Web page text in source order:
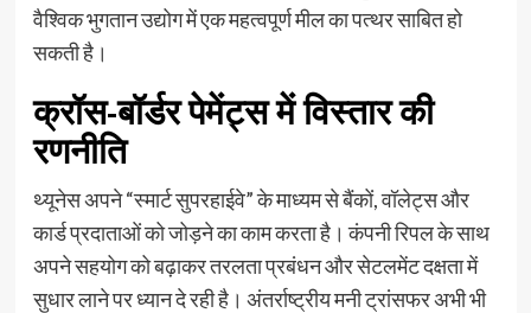
वैश्विक भुगतान उद्योग में एक महत्वपूर्ण मील का पत्थर साबित हो
सकती है।
क्रॉस-बॉर्डर पेमेंट्स में विस्तार की
रणनीति
थ्यूनेस अपने “स्मार्ट सुपरहाईवे” के माध्यम से बैंकों, वॉलेट्स और
कार्ड प्रदाताओं को जोड़ने का काम करता है। कंपनी रिपल के साथ
अपने सहयोग को बढ़ाकर तरलता प्रबंधन और सेटलमेंट दक्षता में
सुधार लाने पर ध्यान दे रही है। अंतर्राष्ट्रीय मनी ट्रांसफर अभी भी